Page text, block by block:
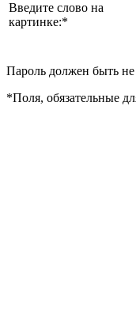
Введите слово на
картинке:*
Пароль должен быть
*Поля, обязательные